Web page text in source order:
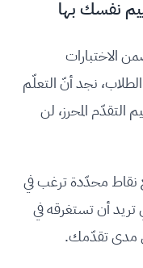
الاختبارات
نجد أنّ التعلّم
التقدّم المحرز، لن
نقاط محدّدة ترغب في
تريد أن تستغرقه في
مدى تقدّمك.